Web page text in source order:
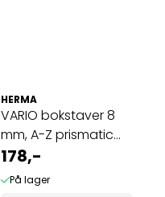
HERMA
VARIO bokstaver 8
mm, A-Z prismatic
folie 1 ark ...
178,-
På lager